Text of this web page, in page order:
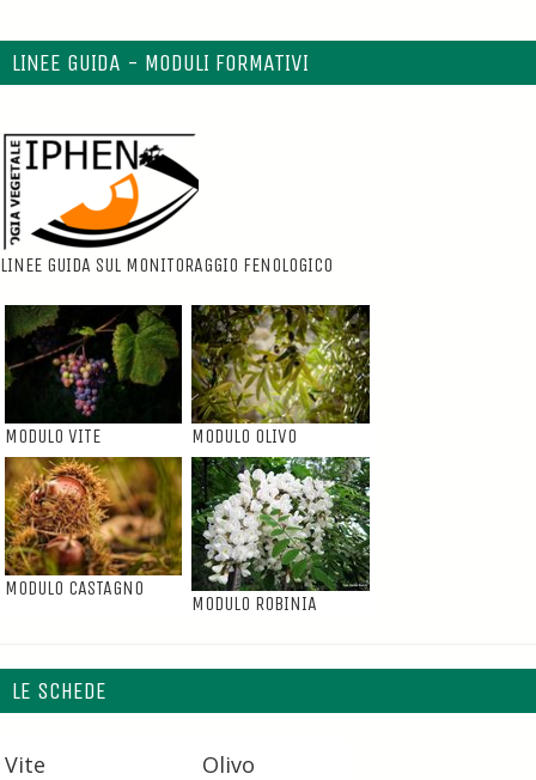
LINEE GUIDA - MODULI FORMATIVI
LINEE GUIDA SUL MONITORAGGIO FENOLOGICO
MODULO VITE MODULO OLIVO
MODULO CASTAGNO
MODULO ROBINIA
LE SCHEDE
Vite Olivo